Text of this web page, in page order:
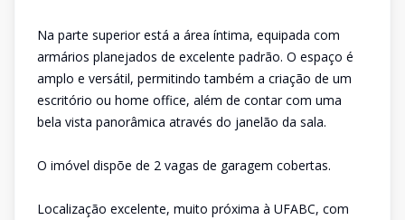
Na parte superior está a área íntima, equipada com
armários planejados de excelente padrão. O espaço é
amplo e versátil, permitindo também a criação de um
escritório ou home office, além de contar com uma
bela vista panorâmica através do janelão da sala.
O imóvel dispõe de 2 vagas de garagem cobertas.
Localização excelente, muito próxima à UFABC, com